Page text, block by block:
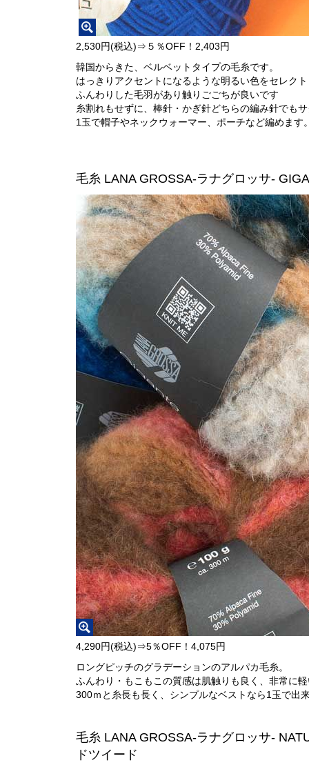
2,530円(税込)⇒５％OFF！2,403円
韓国からきた、ベルベットタイプの毛糸です。
はっきりアクセントになるような明るい色をセレク
ふんわりした毛羽があり触りごごちが良いです
糸割れもせずに、棒針・かぎ針どちらの編み針でも
1玉で帽子やネックウォーマー、ポーチなど編めます
毛糸 LANA GROSSA-ラナグロッサ-
4,290円(税込)⇒5％OFF！4,075円
ロングピッチのグラデーションのアルパカ毛糸。
ふんわり・もこもこの質感は肌触りも良く、非常に
300ｍと糸長も長く、シンプルなベストなら1玉で出
毛糸 LANA GROSSA-ラナグロッサ-
ドツイード